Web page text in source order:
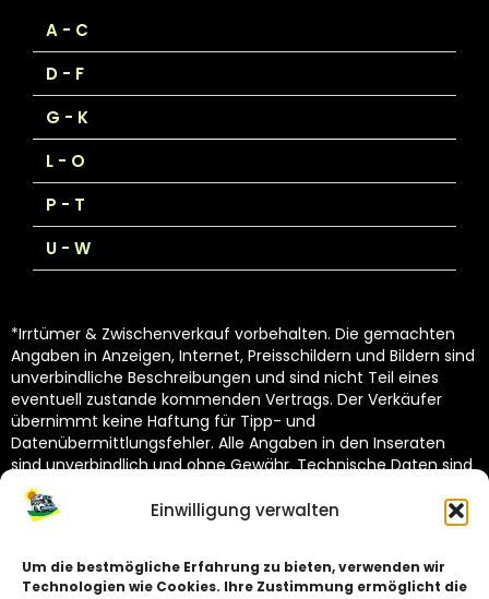
Einwilligung verwalten
Um die bestmögliche Erfahrung zu bieten, verwenden wir
Technologien wie Cookies. Ihre Zustimmung ermöglicht die
A - C
D - F
G - K
L - O
P - T
U - W
*Irrtümer & Zwischenverkauf vorbehalten. Die gemachten
Angaben in Anzeigen, Internet, Preisschildern und Bildern sind
unverbindliche Beschreibungen und sind nicht Teil eines
eventuell zustande kommenden Vertrags. Der Verkäufer
übernimmt keine Haftung für Tipp- und
Datenübermittlungsfehler. Alle Angaben in den Inseraten
sind unverbindlich und ohne Gewähr. Technische Daten sind
vom Hersteller übernommen und unterliegen Toleranzen
(siehe Technische Kataloge des Herstellers). Dekoration
nicht im Lieferumfang.